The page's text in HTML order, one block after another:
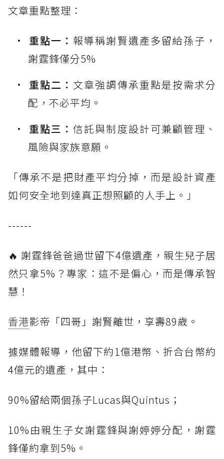
文章重點整理：
重點一： 報導稱謝賢遺產多留給孫子，
謝霆鋒僅分5%
重點二： 文章強調傳承重點是按需求分
配，不必平均。
重點三：信託與制度設計可兼顧管理、
風險與家族意願。
「傳承不是把財產平均分掉，而是設計資產
如何安全地到達真正想照顧的人手上。」
------
🔥 謝霆鋒爸爸過世留下4億遺產，親生兒子居
然只拿5%？專家：這不是偏心，而是傳承智
慧！
香港影帝「四哥」謝賢離世，享壽89歲。
據媒體報導，他留下約1億港幣、折合台幣約
4億元的遺產，其中：
90%留給兩個孫子Lucas與Quintus；
10%由親生子女謝霆鋒與謝婷婷分配，謝霆
鋒僅約拿到5%。